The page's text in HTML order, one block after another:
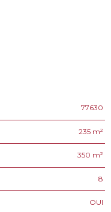
77630
235 m²
350 m²
8
OUI